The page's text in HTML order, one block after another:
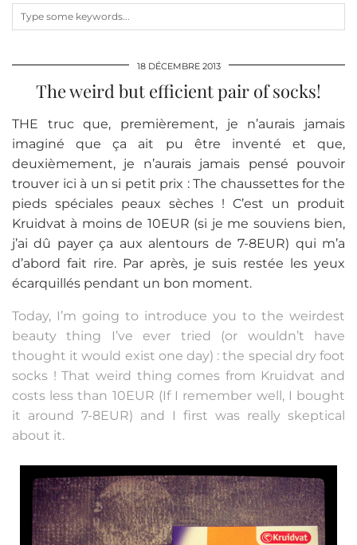
18 DÉCEMBRE 2013
The weird but efficient pair of socks!
THE truc que, premièrement, je n’aurais jamais
imaginé que ça ait pu être inventé et que,
deuxièmement, je n’aurais jamais pensé pouvoir
trouver ici à un si petit prix : The chaussettes for the
pieds spéciales peaux sèches ! C’est un produit
Kruidvat à moins de 10EUR (si je me souviens bien,
j’ai dû payer ça aux alentours de 7-8EUR) qui m’a
d’abord fait rire. Par après, je suis restée les yeux
écarquillés pendant un bon moment.
Today, I’m going to introduce you to the weirdest
beauty thing I’ve ever tried (or wouldn’t have
thought it would exist one day) : the special dry foot
socks ! That weird thing comes from Kruidvat and
costs less than 10EUR (If I remember well, I bought
it around 7-8EUR) and I first was really skeptical
about it.